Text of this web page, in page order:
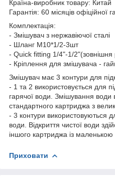
Країна-виробник товару: Китай
Гарантія: 60 місяців офіційної
Комплектація:
- Змішувач з нержавіючої сталі
- Шланг М10*1/2-3шт
- Quick fitting 1/4"-1/2"(зовнішня
- Кріплення для змішувача -
Змішувач має 3 контури для
- 1 та 2 використовується для
гарячої води. Змішування води
стандартного картриджа з
- 3 контури використовуються
води. Відкриття чистої води
іншого картриджа із маленькою
Приховати